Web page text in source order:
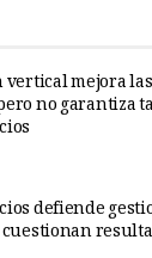
mejora
no garantiza
defiende